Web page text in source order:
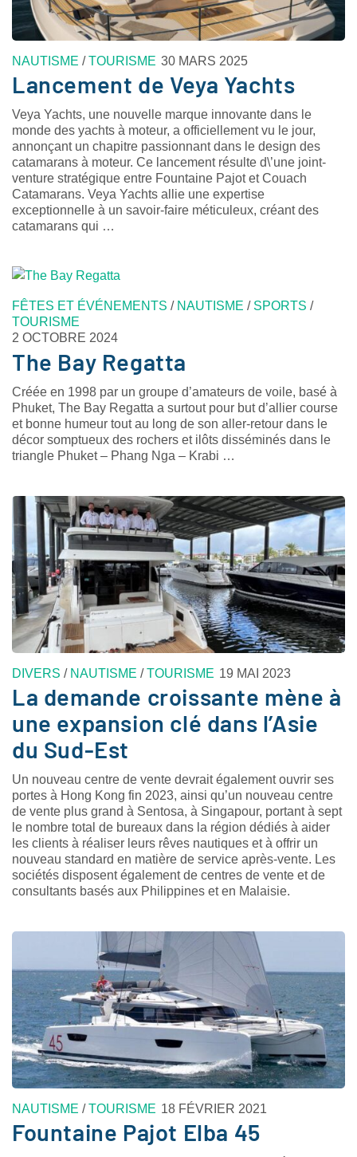
NAUTISME /TOURISME 30 MARS 2025
Lancement de Veya Yachts
Veya Yachts, une nouvelle marque innovante dans le
monde des yachts à moteur, a officiellement vu le jour,
annonçant un chapitre passionnant dans le design des
catamarans à moteur. Ce lancement résulte d\’une joint-
venture stratégique entre Fountaine Pajot et Couach
Catamarans. Veya Yachts allie une expertise
exceptionnelle à un savoir-faire méticuleux, créant des
catamarans qui …
FÊTES ET ÉVÉNEMENTS / NAUTISME / SPORTS /
TOURISME
2 OCTOBRE 2024
The Bay Regatta
Créée en 1998 par un groupe d’amateurs de voile, basé à
Phuket, The Bay Regatta a surtout pour but d’allier course
et bonne humeur tout au long de son aller-retour dans le
décor somptueux des rochers et ilôts disséminés dans le
triangle Phuket – Phang Nga – Krabi …
DIVERS / NAUTISME /TOURISME 19 MAI 2023
La demande croissante mène à
une expansion clé dans l’Asie
du Sud-Est
Un nouveau centre de vente devrait également ouvrir ses
portes à Hong Kong fin 2023, ainsi qu’un nouveau centre
de vente plus grand à Sentosa, à Singapour, portant à sept
le nombre total de bureaux dans la région dédiés à aider
les clients à réaliser leurs rêves nautiques et à offrir un
nouveau standard en matière de service après-vente. Les
sociétés disposent également de centres de vente et de
consultants basés aux Philippines et en Malaisie.
NAUTISME /TOURISME 18 FÉVRIER 2021
Fountaine Pajot Elba 45